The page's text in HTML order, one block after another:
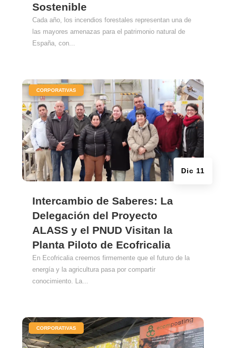
Sostenible
Cada año, los incendios forestales representan una de
las mayores amenazas para el patrimonio natural de
España, con...
Intercambio de Saberes: La
Delegación del Proyecto
ALASS y el PNUD Visitan la
Planta Piloto de Ecofricalia
Dic 11
CORPORATIVAS
En Ecofricalia creemos firmemente que el futuro de la
energía y la agricultura pasa por compartir
conocimiento. La...
CORPORATIVAS